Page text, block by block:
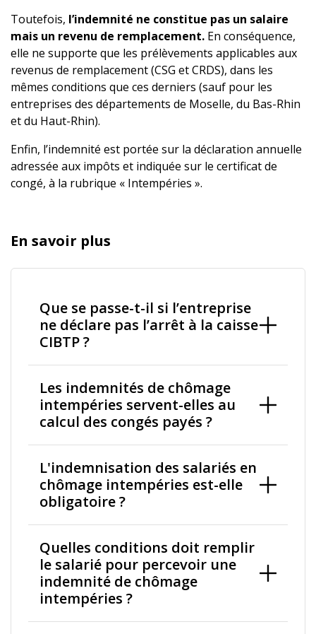
Toutefois, l’indemnité ne constitue pas un salaire
mais un revenu de remplacement. En conséquence,
elle ne supporte que les prélèvements applicables aux
revenus de remplacement (CSG et CRDS), dans les
mêmes conditions que ces derniers (sauf pour les
entreprises des départements de Moselle, du Bas-Rhin
et du Haut-Rhin).
Enfin, l’indemnité est portée sur la déclaration annuelle
adressée aux impôts et indiquée sur le certificat de
congé, à la rubrique « Intempéries ».
En savoir plus
Que se passe-t-il si l’entreprise
ne déclare pas l’arrêt à la caisse
CIBTP ?
Les indemnités de chômage
intempéries servent-elles au
calcul des congés payés ?
L'indemnisation des salariés en
chômage intempéries est-elle
obligatoire ?
Quelles conditions doit remplir
le salarié pour percevoir une
indemnité de chômage
intempéries ?